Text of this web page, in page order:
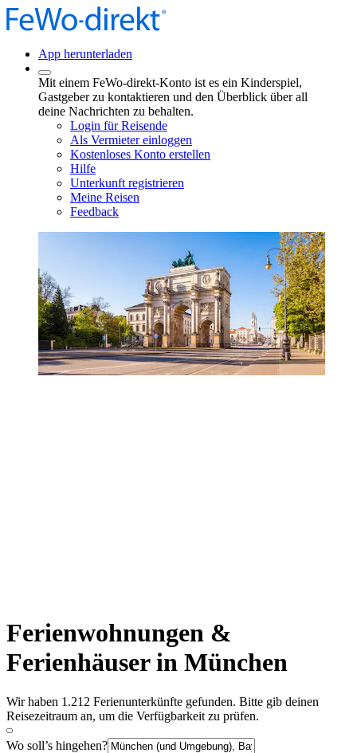
App herunterladen
Mit einem FeWo-direkt-Konto ist es ein Kinderspiel,
Gastgeber zu kontaktieren und den Überblick über all
deine Nachrichten zu behalten.
Login für Reisende
Als Vermieter einloggen
Kostenloses Konto erstellen
Hilfe
Unterkunft registrieren
Meine Reisen
Feedback
Ferienwohnungen &
Ferienhäuser in München
Wir haben 1.212 Ferienunterkünfte gefunden. Bitte gib deinen
Reisezeitraum an, um die Verfügbarkeit zu prüfen.
Wo soll’s hingehen?